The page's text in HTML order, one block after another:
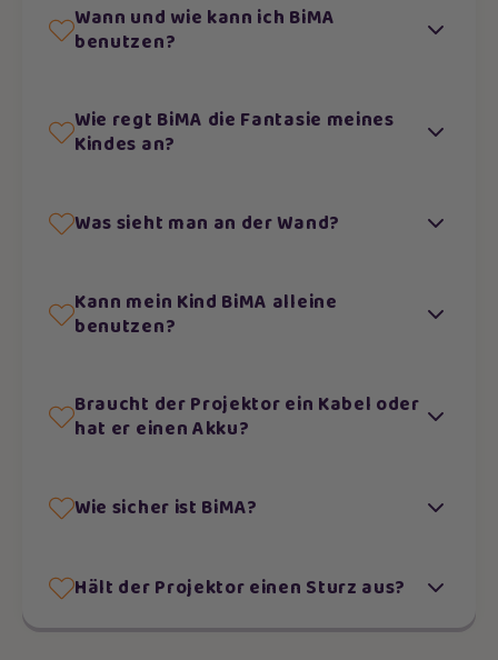
Wann und wie kann ich BiMA
benutzen?
Wie regt BiMA die Fantasie meines
Kindes an?
Was sieht man an der Wand?
Kann mein Kind BiMA alleine
benutzen?
Braucht der Projektor ein Kabel oder
hat er einen Akku?
Wie sicher ist BiMA?
Hält der Projektor einen Sturz aus?